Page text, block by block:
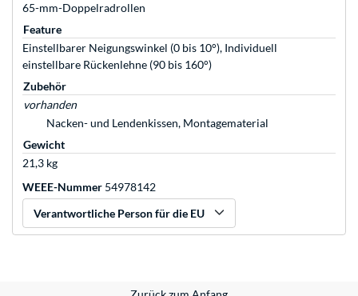
65-mm-Doppelradrollen
Feature
Einstellbarer Neigungswinkel (0 bis 10°), Individuell
einstellbare Rückenlehne (90 bis 160°)
Zubehör
vorhanden
Nacken- und Lendenkissen, Montagematerial
Gewicht
21,3 kg
WEEE-Nummer 54978142
Verantwortliche Person für die EU